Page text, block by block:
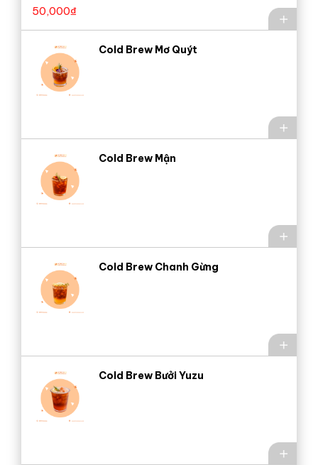
50,000₫
Cold Brew Mơ Quýt
Cold Brew Mận
Cold Brew Chanh Gừng
Cold Brew Bưởi Yuzu